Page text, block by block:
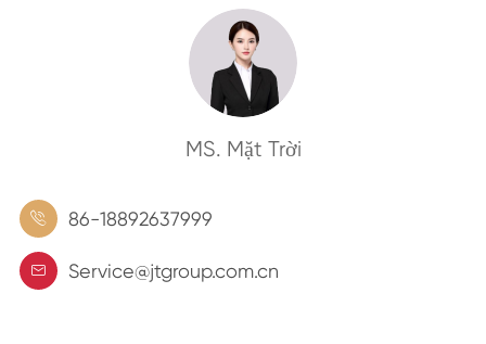
MS. Mặt Trời
 86-18892637999
 Service@jtgroup.com.cn